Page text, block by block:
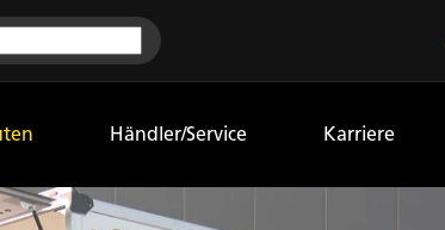
Händler/Service Karriere